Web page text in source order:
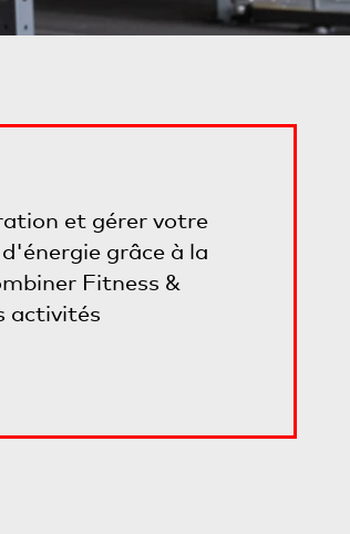
et gérer votre
grâce à la
Fitness &
activités